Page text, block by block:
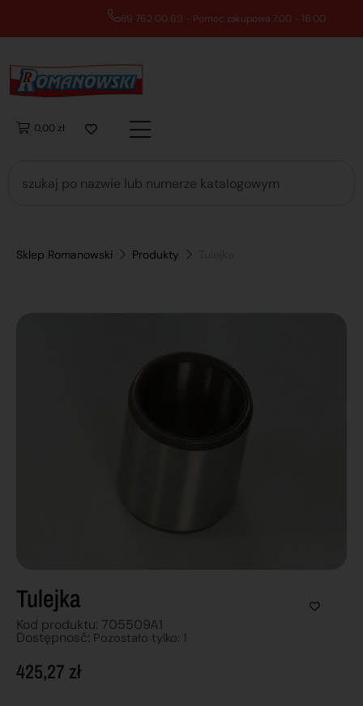
89 762 00 69 - Pomoc zakupowa 7:00 - 16:00
0,00 zł
Sklep Romanowski Produkty
Tulejka
Kod produktu: 705509A1
Dostępnosć: Pozostało tylko: 1
425,27 zł